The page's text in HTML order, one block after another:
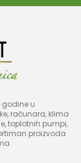
godine u
računara, klima
toplotnih pumpi,
proizvoda